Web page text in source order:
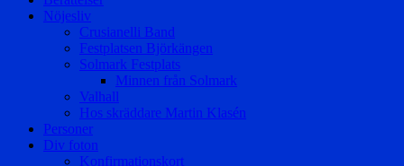
Nöjesliv
Crusianelli Band
Festplatsen Björkängen
Solmark Festplats
Minnen från Solmark
Valhall
Hos skräddare Martin Klasén
Personer
Div foton
Konfirmationskort